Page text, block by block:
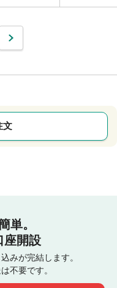
文
単。
座開設
みが完結します。
不要です。